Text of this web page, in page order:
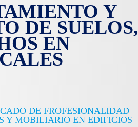
Y
DE SUELOS,
EN
DE FROFESIONALIDAD
Y MOBILIARIO EN EDIFICIOS